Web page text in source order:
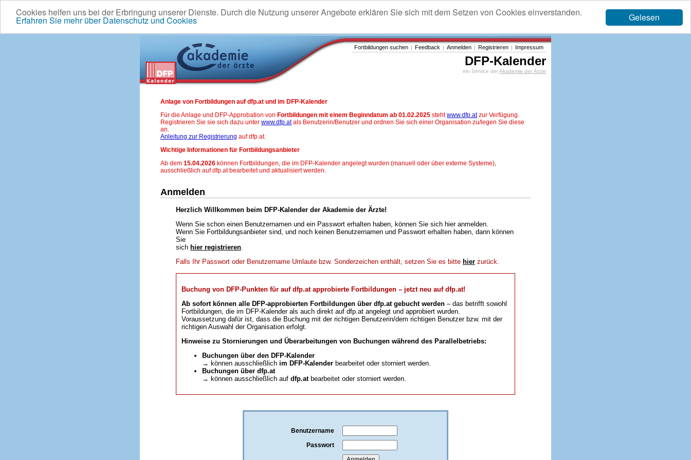
Gelesen
Cookies helfen uns bei der Erbringung unserer Dienste. Durch die Nutzung unserer Angebote erklären Sie sich mit dem Setzen von Cookies einverstanden.
Erfahren Sie mehr über Datenschutz und Cookies
Fortbildungen suchen | Feedback | Anmelden | Registrieren | Impressum
DFP-Kalender
ein Service derAkademie der Ärzte
Anlage von Fortbildungen auf dfp.at und im DFP-Kalender
Für die Anlage und DFP-Approbation von Fortbildungen mit einem Beginndatum ab 01.02.2025 stehtwww.dfp.atzur Verfügung.
Registrieren Sie sie sich dazu unter www.dfp.atals Benutzerin/Benutzer und ordnen Sie sich einer Organisation zu/legen Sie diese
an.
Anleitung zur Registrierung auf dfp.at.
Wichtige Informationen für Fortbildungsanbieter
Ab dem 15.04.2026 können Fortbildungen, die im DFP-Kalender angelegt wurden (manuell oder über externe Systeme),
ausschließlich auf dfp.at bearbeitet und aktualisiert werden.
Anmelden
Herzlich Willkommen beim DFP-Kalender der Akademie der Ärzte!
Wenn Sie schon einen Benutzernamen und ein Passwort erhalten haben, können Sie sich hier anmelden.
Wenn Sie Fortbildungsanbieter sind, und noch keinen Benutzernamen und Passwort erhalten haben, dann können
Sie
sich hier registrieren.
Falls Ihr Passwort oder Benutzername Umlaute bzw. Sonderzeichen enthält, setzen Sie es bitte hier zurück.
Buchung von DFP-Punkten für auf dfp.at approbierte Fortbildungen – jetzt neu auf dfp.at!
Ab sofort können alle DFP-approbierten Fortbildungen über dfp.at gebucht werden – das betrifft sowohl
Fortbildungen, die im DFP-Kalender als auch direkt auf dfp.at angelegt und approbiert wurden.
Voraussetzung dafür ist, dass die Buchung mit der richtigen Benutzerin/dem richtigen Benutzer bzw. mit der
richtigen Auswahl der Organisation erfolgt.
Hinweise zu Stornierungen und Überarbeitungen von Buchungen während des Parallelbetriebs:
Buchungen über den DFP-Kalender
→ können ausschließlich im DFP-Kalender bearbeitet oder storniert werden.
Buchungen über dfp.at
→ können ausschließlich auf dfp.atbearbeitet oder storniert werden.
Benutzername
Passwort